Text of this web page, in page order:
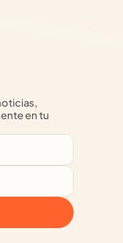
en tu